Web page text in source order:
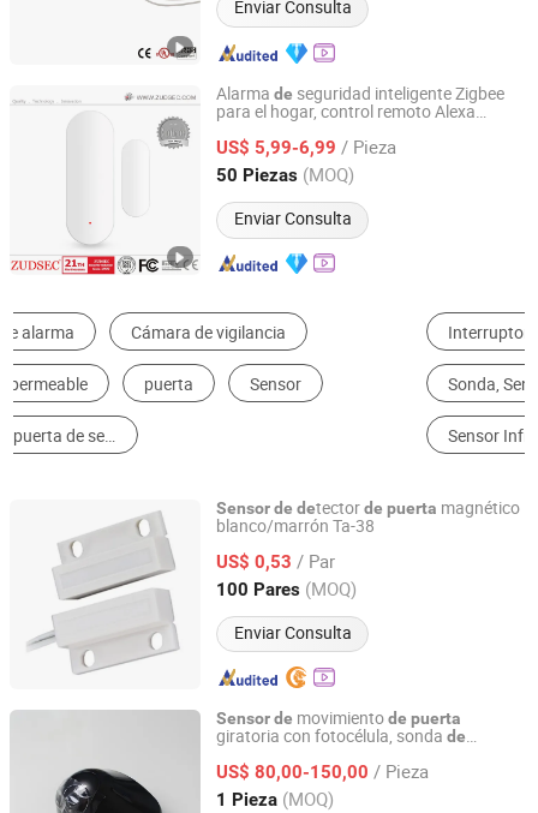
Enviar Consulta
Alarma de seguridad inteligente Zigbee
para el hogar, control remoto Alexa
para puertas y ventanas Tuya WiFi
US$ 5,99-6,99 / Pieza
50 Piezas (MOQ)
Enviar Consulta
Zuden Technology (HK) Co., Limited
Desde 2006
Interruptor de Sensor Sensor Fotoeléctrico
Sonda, Sensor
Sensor Infrarrojo
Sensorde detectorde puerta magnético
blanco/marrón Ta-38
US$ 0,53 / Par
100 Pares (MOQ)
Enviar Consulta
Shenzhen Taian Electronics Co., Ltd.
Guangdong, China Desde 2010
Sensorde movimientode puerta
giratoria con fotocélula, sonda de
automática rotativa
US$ 80,00-150,00 / Pieza
1 Pieza (MOQ)
Atmaker (Qingdao) Automatic Door Co., Ltd.
Shandong, China Desde 2025